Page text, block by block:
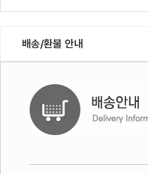
배송/환불 안내